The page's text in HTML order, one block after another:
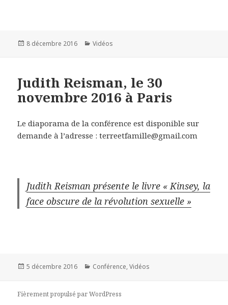
Publié
8 décembre 2016 Catégories
Vidéos
Judith Reisman, le 30
novembre 2016 à Paris
Le diaporama de la conférence est disponible sur
demande à l’adresse : terreetfamille@gmail.com
Judith Reisman présente le livre « Kinsey, la
face obscure de la révolution sexuelle »
Publié
5 décembre 2016 Catégories
Conférence,Vidéos
Fièrement propulsé par WordPress